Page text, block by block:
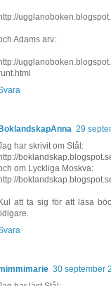
Adams arv:
29
har skrivit om Stål:
om Lyckliga Moskva:
att ta sig för att läsa
30 september